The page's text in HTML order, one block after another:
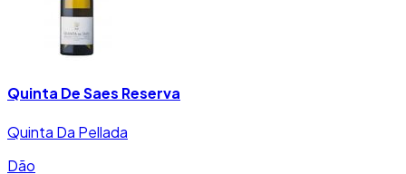
Quinta De Saes Reserva
Quinta Da Pellada
Dão